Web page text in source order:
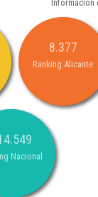
8.377
Ranking Alicante
Nacional